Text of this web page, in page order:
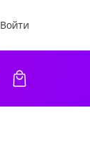
Войти